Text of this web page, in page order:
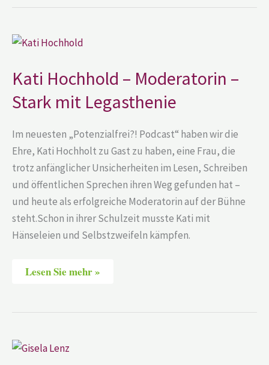
Kati Hochhold – Moderatorin –
Stark mit Legasthenie
Im neuesten „Potenzialfrei?! Podcast“ haben wir die
Ehre, Kati Hochholt zu Gast zu haben, eine Frau, die
trotz anfänglicher Unsicherheiten im Lesen, Schreiben
und öffentlichen Sprechen ihren Weg gefunden hat –
und heute als erfolgreiche Moderatorin auf der Bühne
steht.Schon in ihrer Schulzeit musste Kati mit
Hänseleien und Selbstzweifeln kämpfen.
Kati
Hochhold
Moderatorin
–
Stark
mit
Legasthenie
Lesen Sie mehr »
Gisela
Lenz